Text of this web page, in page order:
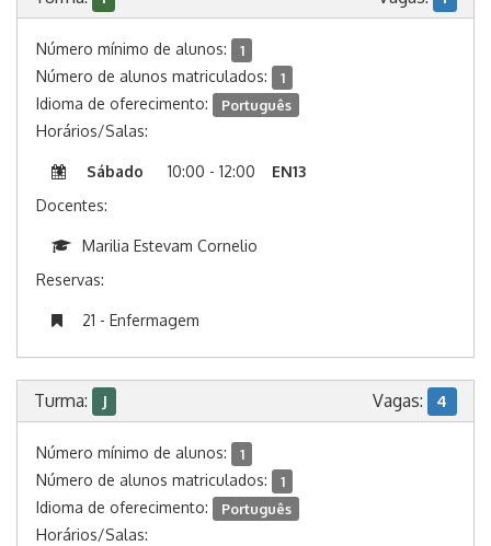
Número mínimo de alunos: 1
Número de alunos matriculados: 1
Idioma de oferecimento: Português
Horários/Salas:
Sábado 10:00 - 12:00
EN13
Docentes:
Marilia Estevam Cornelio
Reservas:
21 - Enfermagem
Turma: J Vagas: 4
Número mínimo de alunos: 1
Número de alunos matriculados: 1
Idioma de oferecimento: Português
Horários/Salas: